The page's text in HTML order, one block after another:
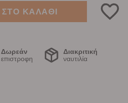
ΚΑΛΑΘΙ
Δωρεάν
επιστροφη
Διακριτική
ναυτιλία